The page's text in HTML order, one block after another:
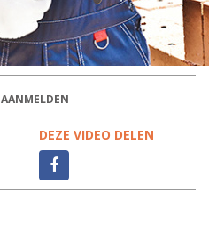
AANMELDEN
DEZE VIDEO DELEN